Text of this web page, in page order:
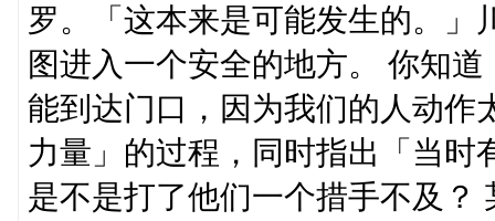
罗。「这本来是可能发生的。」
图进入一个安全的地方。 你知
能到达门口，因为我们的人动作
力量」的过程，同时指出「当时
是不是打了他们一个措手不及？